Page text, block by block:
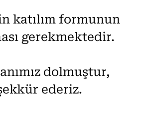
katılım formunun
gerekmektedir.
dolmuştur,
ederiz.